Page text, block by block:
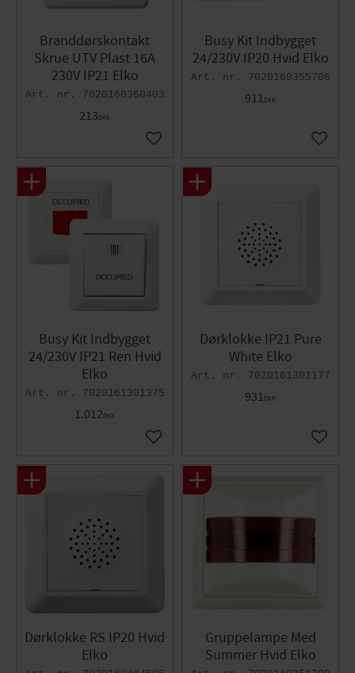
Branddørskontakt
Skrue UTV Plast 16A
230V IP21 Elko
7020160360403
213DKK
Gem som favorit
Busy Kit Indbygget
24/230V IP20 Hvid Elko
7020160355706
911DKK
Gem
Busy Kit Indbygget
24/230V IP21 Ren Hvid
Elko
7020161301375
1.012DKK
Gem som favorit
Dørklokke IP21 Pure
White Elko
7020161301177
931DKK
Gem
Dørklokke RS IP20 Hvid
Elko
Gruppelampe Med
Summer Hvid Elko